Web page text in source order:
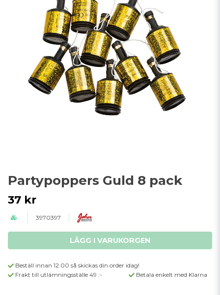
Partypoppers Guld 8 pack
37 kr
3970397
LÄGG I VARUKORGEN
Beställ innan 12.00 så skickas din order idag!
Frakt till utlämningsställe 49 :-
Betala enkelt med Klarna